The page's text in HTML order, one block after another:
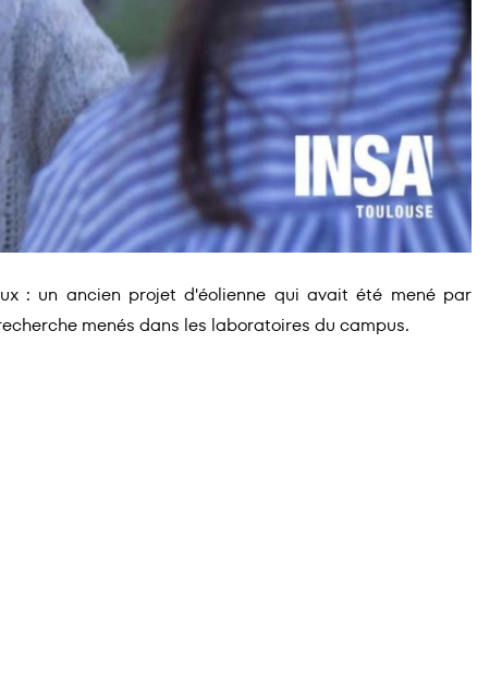
: un ancien projet d'éolienne qui avait été mené par
menés dans les laboratoires du campus.